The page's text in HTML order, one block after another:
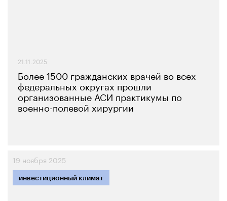
21.11.2025
Более 1500 гражданских врачей во всех
федеральных округах прошли
организованные АСИ практикумы по
военно-полевой хирургии
19 ноября 2025
инвестиционный климат